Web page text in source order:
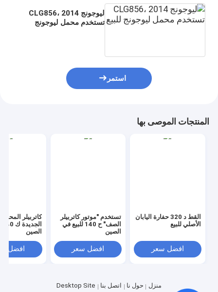
ليوجونج CLG856، 2014
تستخدم محمل ليوجونج
استمر
المنتجات الموصى بها
القط د 320 حفارة اليابان
الأصلي للبيع
افضل سعر
تستخدم "موتور كاتربيلر
الصف" ح 140 للبيع في
الصين
افضل سعر
كاتربيلر
الصين
افضل
منزل حول نا اتصل بنا
Desktop Site